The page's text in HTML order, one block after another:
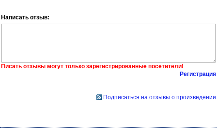
Написать отзыв:
Писать отзывы могут только зарегистрированные посетители!
Регистрация
Подписаться на отзывы о произведении